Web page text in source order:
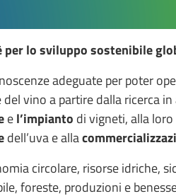
per lo sviluppo sostenibile
adeguate per poter
del vino a partire dalla ricerca
el’impianto di vigneti, alla loro
dell’uva e alla
circolare, risorse idriche,
foreste, produzioni e